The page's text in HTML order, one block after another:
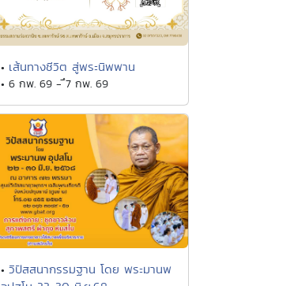
• เส้นทางชีวิต สู่พระนิพพาน
• 6 กพ. 69 - ึ7 กพ. 69
• วิปัสสนากรรมฐาน โดย พระมานพ